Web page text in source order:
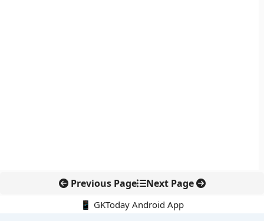
Previous Page Next Page
📱 GKToday Android App